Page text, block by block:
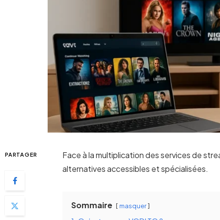
PARTAGER
Face à la multiplication des services de
alternatives accessibles et spécialisées.
Sommaire masquer